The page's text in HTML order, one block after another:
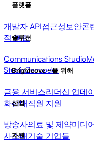
플랫폼
개발자 API접근성보안콘
적 통합
솔루션
Communications Studio
StudioZencoder
Brightcove ~을 위해
금융 서비스리더십 업데
화판매직원 지원
산업
방송사의료 및 제약미디
사소매기술 기업들
자원